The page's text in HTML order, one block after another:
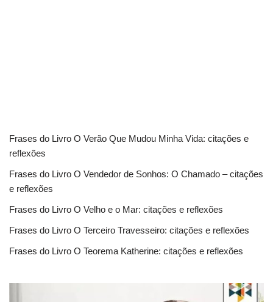
Frases do Livro O Verão Que Mudou Minha Vida: citações e
reflexões
Frases do Livro O Vendedor de Sonhos: O Chamado – citações
e reflexões
Frases do Livro O Velho e o Mar: citações e reflexões
Frases do Livro O Terceiro Travesseiro: citações e reflexões
Frases do Livro O Teorema Katherine: citações e reflexões